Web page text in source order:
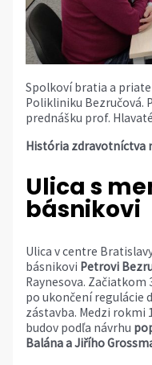
Spolkoví bratia a
Polikliniku Bezručová.
prednášku prof.
História zdravotníctva
Ulica s
básnikovi
Ulica v centre
básnikovi Petrovi
Raynesova.
po ukončení regulácie
zástavba. Medzi rokmi
budov podľa návrhu
Balána a Jiřího